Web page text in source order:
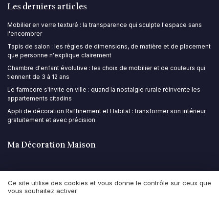
Les derniers articles
Mobilier en verre texturé : la transparence qui sculpte l'espace sans
l'encombrer
Tapis de salon : les règles de dimensions, de matière et de placement
que personne n'explique clairement
Chambre d'enfant évolutive : les choix de mobilier et de couleurs qui
tiennent de 3 à 12 ans
Le farmcore s'invite en ville : quand la nostalgie rurale réinvente les
appartements citadins
Appli de décoration Raffinement et Habitat : transformer son intérieur
gratuitement et avec précision
Ma Décoration Maison
Mentions légales
Ce site utilise des cookies et vous donne le contrôle sur ceux que
vous souhaitez activer